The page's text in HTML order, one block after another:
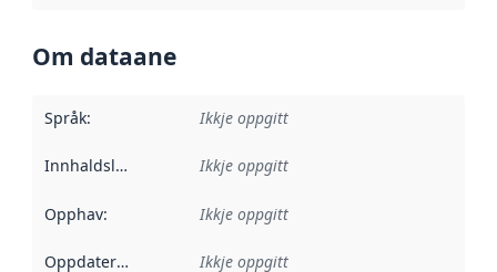
Om dataane
Språk: Ikkje oppgitt
Innhaldsleverandørar :
Ikkje oppgitt
Opphav: Ikkje oppgitt
Oppdateringsfrekvens :
Ikkje oppgitt